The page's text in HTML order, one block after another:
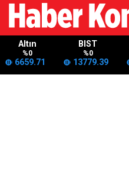
Altın
%0
6659.71
BIST
%0
13779.39